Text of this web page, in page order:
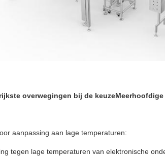
overwegingen bij de keuze
aanpassing aan lage temperaturen:
tegen lage temperaturen van elektronische